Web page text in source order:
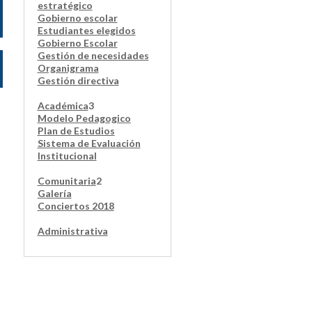
estratégico
Gobierno escolar
Estudiantes elegidos
Gobierno Escolar
Gestión de necesidades
Organigrama
Gestión directiva
Académica3
Modelo Pedagogico
Plan de Estudios
Sistema de Evaluación
Institucional
Comunitaria2
Galería
Conciertos 2018
Administrativa